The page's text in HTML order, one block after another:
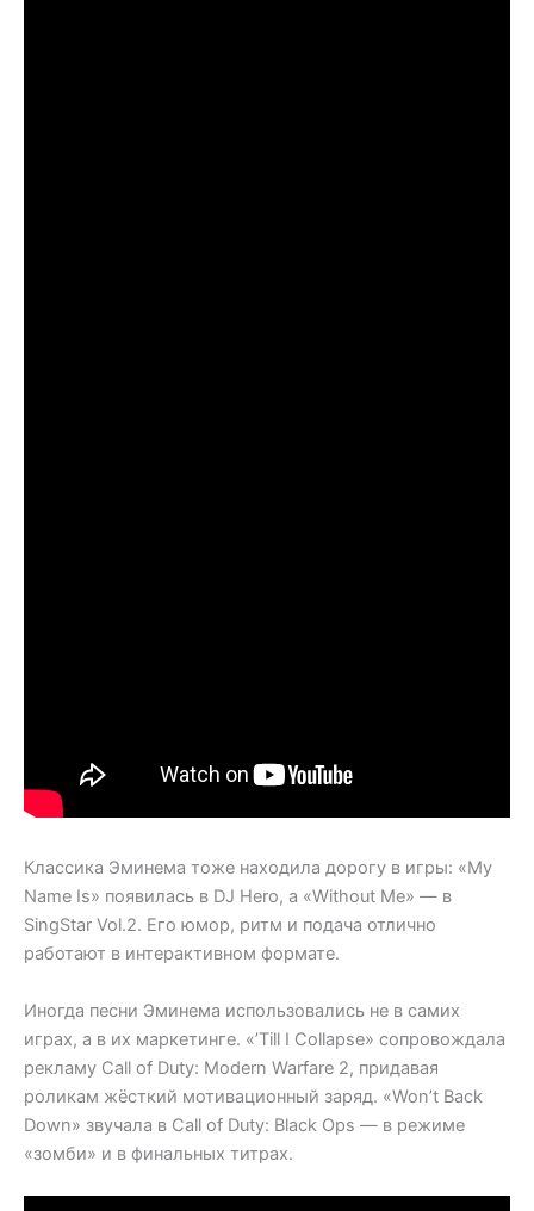
Классика Эминема тоже находила дорогу в игры: «My
Name Is» появилась в DJ Hero, а «Without Me» — в
SingStar Vol.2. Его юмор, ритм и подача отлично
работают в интерактивном формате.
Иногда песни Эминема использовались не в самих
играх, а в их маркетинге. «’Till I Collapse» сопровождала
рекламу Call of Duty: Modern Warfare 2, придавая
роликам жёсткий мотивационный заряд. «Won’t Back
Down» звучала в Call of Duty: Black Ops — в режиме
«зомби» и в финальных титрах.